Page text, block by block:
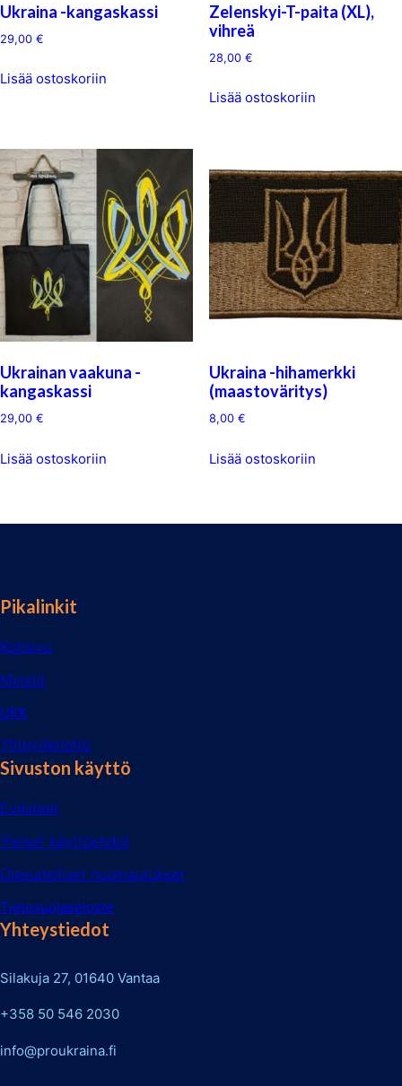
Ukraina -kangaskassi
29,00 €
Lisää ostoskoriin
Zelenskyi-T-paita (XL),
vihreä
28,00 €
Lisää ostoskoriin
Ukrainan vaakuna -
kangaskassi
29,00 €
Lisää ostoskoriin
Ukraina -hihamerkki
(maastoväritys)
8,00 €
Lisää ostoskoriin
Pikalinkit
Kotisivu
Meistä
UKK
Yhteydenotto
Sivuston käyttö
Evästeet
Yleiset käyttöehdot
Oikeudelliset huomautukset
Tietosuojaseloste
Yhteystiedot
Silakuja 27, 01640 Vantaa
+358 50 546 2030
info@proukraina.fi